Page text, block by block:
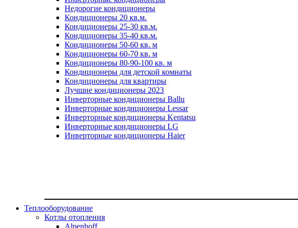
Недорогие кондиционеры
Кондиционеры 20 кв.м.
Кондиционеры 25-30 кв.м.
Кондиционеры 35-40 кв.м.
Кондиционеры 50-60 кв. м
Кондиционеры 60-70 кв. м
Кондиционеры 80-90-100 кв. м
Кондиционеры для детской комнаты
Кондиционеры для квартиры
Лучшие кондиционеры 2023
Инверторные кондиционеры Ballu
Инверторные кондиционеры Lessar
Инверторные кондиционеры Kentatsu
Инверторные кондиционеры LG
Инверторные кондиционеры Haier
Теплооборудование
Котлы отопления
Alpenhoff